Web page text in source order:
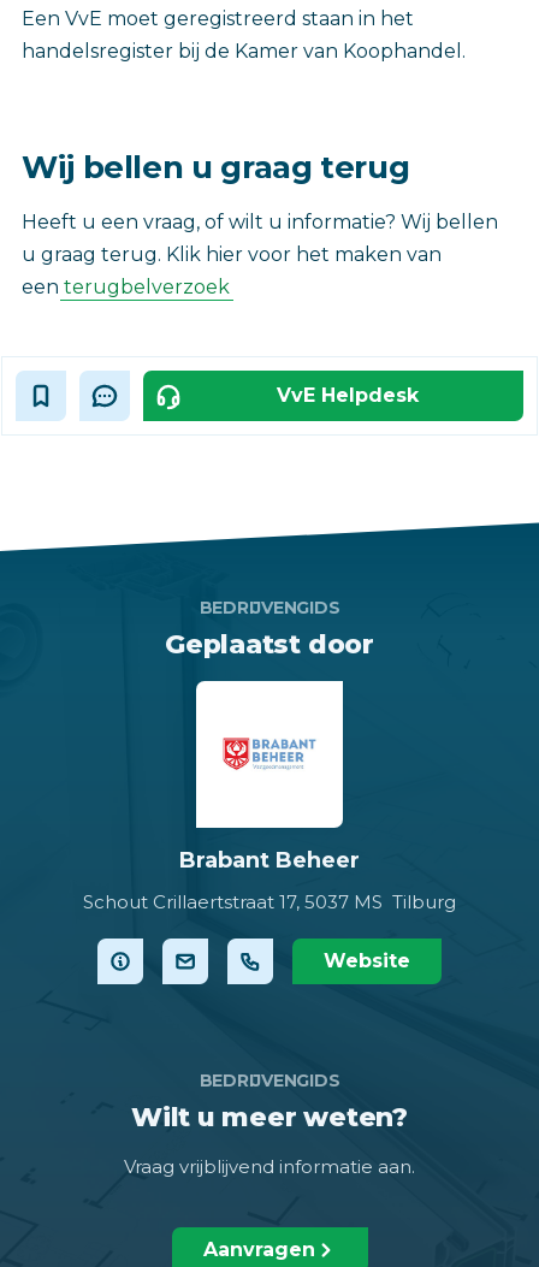
Een VvE moet geregistreerd staan in het
handelsregister bij de Kamer van Koophandel.
Wij bellen u graag terug
Heeft u een vraag, of wilt u informatie? Wij bellen
u graag terug. Klik hier voor het maken van
een terugbelverzoek
VvE Helpdesk
BEDRIJVENGIDS
Geplaatst door
Brabant Beheer
Schout Crillaertstraat 17, 5037 MS Tilburg
Website
BEDRIJVENGIDS
Wilt u meer weten?
Vraag vrijblijvend informatie aan.
Aanvragen